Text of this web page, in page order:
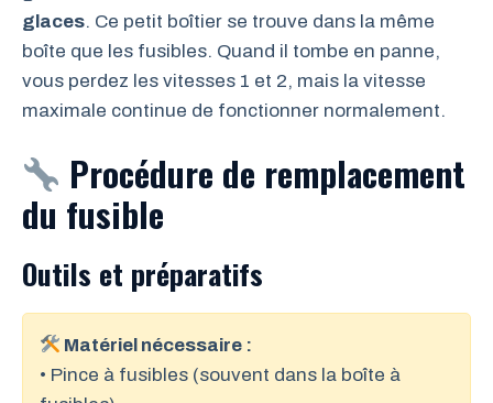
glaces. Ce petit boîtier se trouve dans la même
boîte que les fusibles. Quand il tombe en panne,
vous perdez les vitesses 1 et 2, mais la vitesse
maximale continue de fonctionner normalement.
Procédure de remplacement
du fusible
Outils et préparatifs
Matériel nécessaire :
• Pince à fusibles (souvent dans la boîte à